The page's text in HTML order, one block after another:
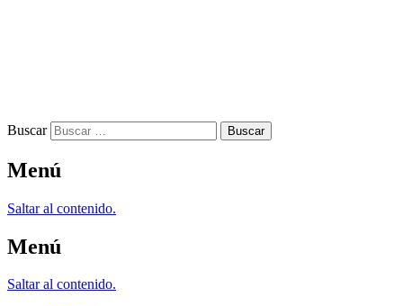
Buscar
Menú
Saltar al contenido.
Menú
Saltar al contenido.